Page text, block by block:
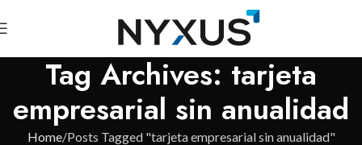
Tag Archives: tarjeta
empresarial sin anualidad
Home Posts Tagged "tarjeta empresarial sin anualidad"